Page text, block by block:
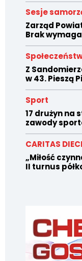
Sesje
Zarząd
Brak
Z
w 43. Pieszą
Sport
17 drużyn na
zawody
CARITAS
„Miłość
II turnus